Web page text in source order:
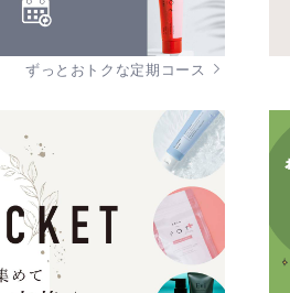
ずっとおトクな定期コース